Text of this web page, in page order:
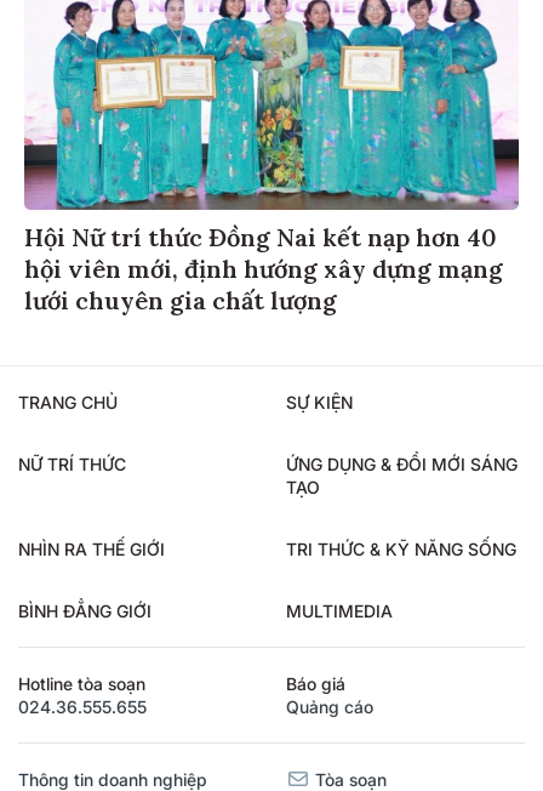
Hội Nữ trí thức Đồng Nai kết nạp hơn 40
hội viên mới, định hướng xây dựng mạng
lưới chuyên gia chất lượng
TRANG CHỦ SỰ KIỆN
NỮ TRÍ THỨC
ỨNG DỤNG & ĐỔI MỚI SÁNG
TẠO
NHÌN RA THẾ GIỚI TRI THỨC & KỸ NĂNG SỐNG
BÌNH ĐẲNG GIỚI MULTIMEDIA
Hotline tòa soạn
024.36.555.655
Báo giá
Quảng cáo
Thông tin doanh nghiệp Tòa soạn